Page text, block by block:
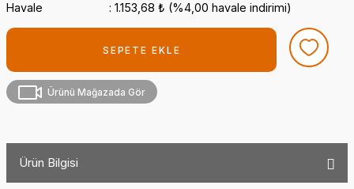
Havale
1.153,68 ₺ (%4,00 havale indirimi)
SEPETE EKLE
Ürünü Mağazada Gör
Ürün Bilgisi